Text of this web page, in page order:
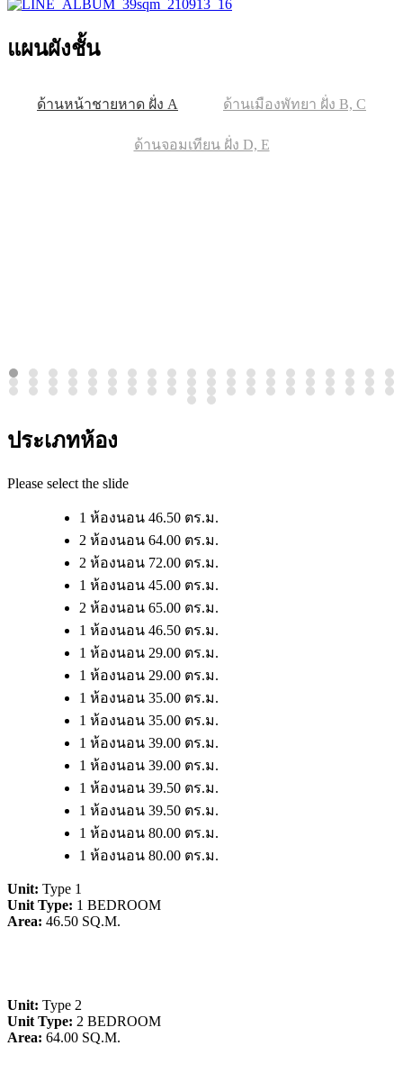
แผนผังชั้น
ด้านหน้าชายหาด ฝั่ง A ด้านเมืองพัทยา ฝั่ง B, C
ด้านจอมเทียน ฝั่ง D, E
ประเภทห้อง
Please select the slide
1 ห้องนอน 46.50 ตร.ม.
2 ห้องนอน 64.00 ตร.ม.
2 ห้องนอน 72.00 ตร.ม.
1 ห้องนอน 45.00 ตร.ม.
2 ห้องนอน 65.00 ตร.ม.
1 ห้องนอน 46.50 ตร.ม.
1 ห้องนอน 29.00 ตร.ม.
1 ห้องนอน 29.00 ตร.ม.
1 ห้องนอน 35.00 ตร.ม.
1 ห้องนอน 35.00 ตร.ม.
1 ห้องนอน 39.00 ตร.ม.
1 ห้องนอน 39.00 ตร.ม.
1 ห้องนอน 39.50 ตร.ม.
1 ห้องนอน 39.50 ตร.ม.
1 ห้องนอน 80.00 ตร.ม.
1 ห้องนอน 80.00 ตร.ม.
Unit: Type 1
Unit Type: 1 BEDROOM
Area: 46.50 SQ.M.
Unit: Type 2
Unit Type: 2 BEDROOM
Area: 64.00 SQ.M.